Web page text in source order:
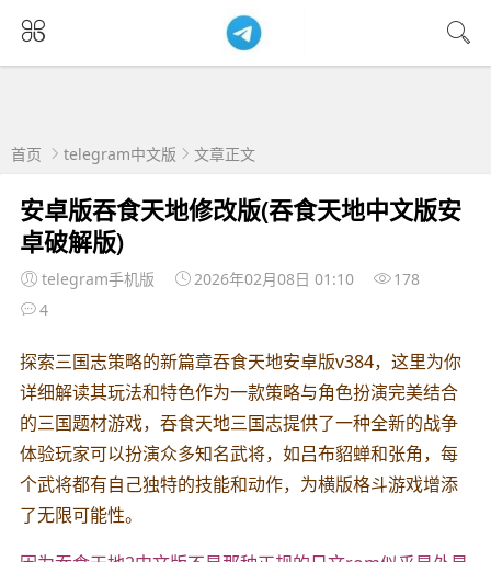
首页 telegram中文版 文章正文
安卓版吞食天地修改版(吞食天地中文版安
卓破解版)
telegram手机版 2026年02月08日 01:10
178
4
探索三国志策略的新篇章吞食天地安卓版v384，这里为你
详细解读其玩法和特色作为一款策略与角色扮演完美结合
的三国题材游戏，吞食天地三国志提供了一种全新的战争
体验玩家可以扮演众多知名武将，如吕布貂蝉和张角，每
个武将都有自己独特的技能和动作，为横版格斗游戏增添
了无限可能性。